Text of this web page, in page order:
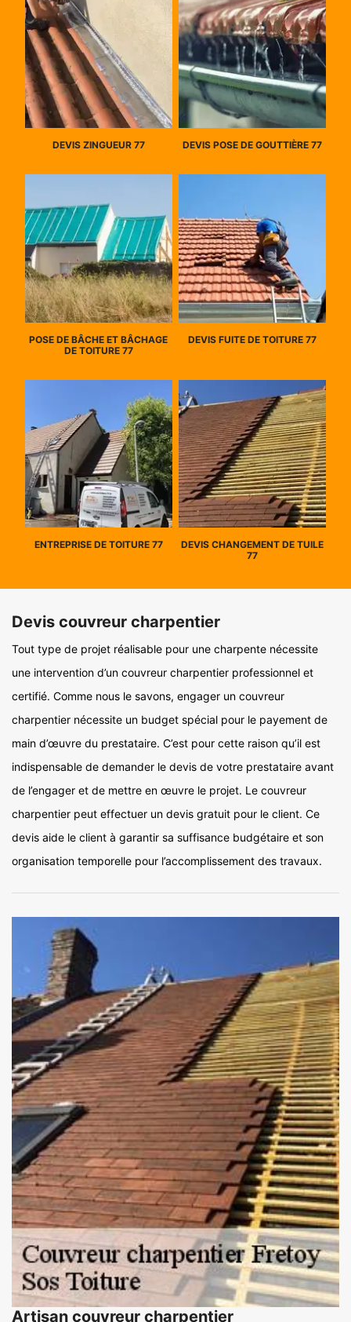
DEVIS ZINGUEUR 77 DEVIS POSE DE GOUTTIÈRE 77
POSE DE BÂCHE ET BÂCHAGE
DE TOITURE 77
DEVIS FUITE DE TOITURE 77
ENTREPRISE DE TOITURE 77
DEVIS CHANGEMENT DE TUILE
77
Devis couvreur charpentier
Tout type de projet réalisable pour une charpente nécessite
une intervention d’un couvreur charpentier professionnel et
certifié. Comme nous le savons, engager un couvreur
charpentier nécessite un budget spécial pour le payement de
main d’œuvre du prestataire. C’est pour cette raison qu’il est
indispensable de demander le devis de votre prestataire avant
de l’engager et de mettre en œuvre le projet. Le couvreur
charpentier peut effectuer un devis gratuit pour le client. Ce
devis aide le client à garantir sa suffisance budgétaire et son
organisation temporelle pour l’accomplissement des travaux.
Artisan couvreur charpentier